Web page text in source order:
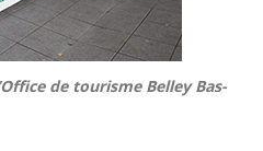
de tourisme Belley Bas-